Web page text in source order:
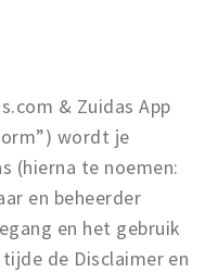
& Zuidas App
wordt je
(hierna te noemen:
en beheerder
en het gebruik
de Disclaimer en